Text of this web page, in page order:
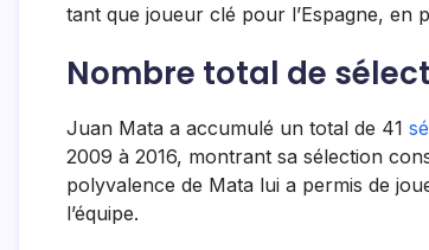
tant que joueur clé pour l’Espagne, en
Nombre total de
Juan Mata a accumulé un total de 41
2009 à 2016, montrant sa sélection
polyvalence de Mata lui a permis de
l’équipe.